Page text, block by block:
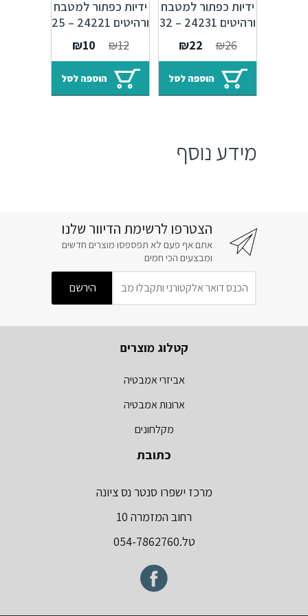
ידיות כפתור למטבח
ורהיטים 24231 – 32
מ"מ ברונזה פירנצה
M09
₪26
המחיר
המקורי
היה:
₪26.
₪22
הנוכחי
הוא:
₪22.
הוספה לסל
ידיות כפתור למטבח
ורהיטים 24221 – 25
מ"מ ברונזה פירנצה
M09
₪12
המחיר
המקורי
היה:
₪12.
₪10
הנוכחי
הוא:
₪10.
הוספה לסל
מידע נוסף
הצטרפו לרשימת הדיוור שלנו
אתם אף פעם לא תפספסו מוצרים חדשים
ומבצעים הכי חמים
קטלוג מוצרים
אביזרי אמבטיה
ארונות אמבטיה
מקלחונים
כתובת
מרכז ישפרו סנטר נס ציונה
רחוב המזמרה 10
טל.054-7862760